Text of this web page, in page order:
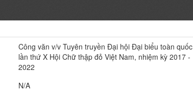
Công văn v/v Tuyên truyền Đại hội Đại biểu toàn quốc
lần thứ X Hội Chữ thập đỏ Việt Nam, nhiệm kỳ 2017 -
2022
N/A